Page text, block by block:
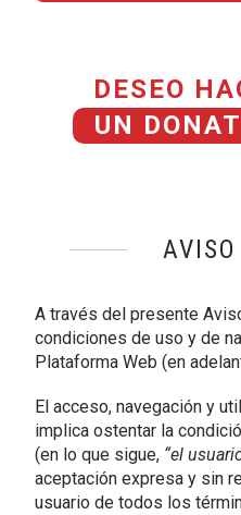
DESEO
UN
A través del presente
condiciones de uso y de
Plataforma Web (en
El acceso, navegación y
implica ostentar la
(en lo que sigue, “el
aceptación expresa y sin
usuario de todos los